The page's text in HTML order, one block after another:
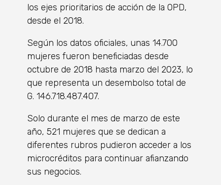
los ejes prioritarios de acción de la OPD,
desde el 2018.
Según los datos oficiales, unas 14.700
mujeres fueron beneficiadas desde
octubre de 2018 hasta marzo del 2023, lo
que representa un desembolso total de
G. 146.718.487.407.
Solo durante el mes de marzo de este
año, 521 mujeres que se dedican a
diferentes rubros pudieron acceder a los
microcréditos para continuar afianzando
sus negocios.